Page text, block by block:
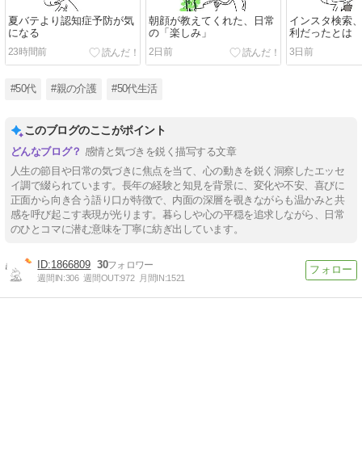
夏バテより認知症予防が気
になる
23時間前
朝顔が教えてくれた、日常
の「楽しみ」
2日前
インスタ検索
利だったとは
3日前
#50代 #親の介護 #50代生活
このブログのここがポイント
感情と気づきを鋭く描写する文章
人生の節目や日常の気づきに焦点を当て、心の動きを鋭く洞察したエッセ
イ調で綴られています。長年の経験と知見を背景に、変化や不安、喜びに
正面から向き合う語り口が特徴で、内面の深層を覗きながらも温かみと共
感を呼び起こす表現が光ります。暮らしや心の平穏を追求しながら、日常
のひとコマに潜む意味を丁寧に紡ぎ出しています。
1866809 30
週間IN:306 週間OUT:972 月間IN:1521